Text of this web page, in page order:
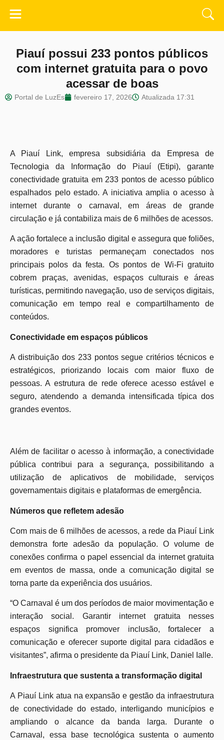
Piauí possui 233 pontos públicos
com internet gratuita para o povo
acessar de boas
Portal de LuzEs fevereiro 17, 2026 Atualizada 17:31
A Piauí Link, empresa subsidiária da Empresa de
Tecnologia da Informação do Piauí (Etipi), garante
conectividade gratuita em 233 pontos de acesso público
espalhados pelo estado. A iniciativa amplia o acesso à
internet durante o carnaval, em áreas de grande
circulação e já contabiliza mais de 6 milhões de acessos.
A ação fortalece a inclusão digital e assegura que foliões,
moradores e turistas permaneçam conectados nos
principais polos da festa. Os pontos de Wi-Fi gratuito
cobrem praças, avenidas, espaços culturais e áreas
turísticas, permitindo navegação, uso de serviços digitais,
comunicação em tempo real e compartilhamento de
conteúdos.
Conectividade em espaços públicos
A distribuição dos 233 pontos segue critérios técnicos e
estratégicos, priorizando locais com maior fluxo de
pessoas. A estrutura de rede oferece acesso estável e
seguro, atendendo a demanda intensificada típica dos
grandes eventos.
Além de facilitar o acesso à informação, a conectividade
pública contribui para a segurança, possibilitando a
utilização de aplicativos de mobilidade, serviços
governamentais digitais e plataformas de emergência.
Números que refletem adesão
Com mais de 6 milhões de acessos, a rede da Piauí Link
demonstra forte adesão da população. O volume de
conexões confirma o papel essencial da internet gratuita
em eventos de massa, onde a comunicação digital se
torna parte da experiência dos usuários.
“O Carnaval é um dos períodos de maior movimentação e
interação social. Garantir internet gratuita nesses
espaços significa promover inclusão, fortalecer a
comunicação e oferecer suporte digital para cidadãos e
visitantes”, afirma o presidente da Piauí Link, Daniel Ialle.
Infraestrutura que sustenta a transformação digital
A Piauí Link atua na expansão e gestão da infraestrutura
de conectividade do estado, interligando municípios e
ampliando o alcance da banda larga. Durante o
Carnaval, essa base tecnológica sustenta o aumento